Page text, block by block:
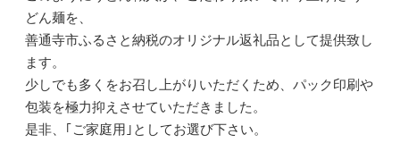
どん麺を、
善通寺市ふるさと納税のオリジナル返礼品として提供致し
ます。
少しでも多くをお召し上がりいただくため、パック印刷や
包装を極力抑えさせていただきました。
是非、｢ご家庭用｣としてお選び下さい。